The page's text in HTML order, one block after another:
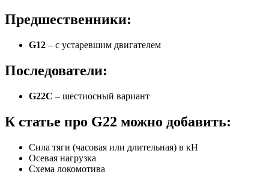
Предшественники:
G12 – с устаревшим двигателем
Последователи:
G22C – шестиосный вариант
К статье про G22 можно добавить:
Сила тяги (часовая или длительная) в кН
Осевая нагрузка
Схема локомотива